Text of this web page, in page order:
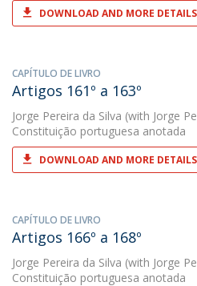
DOWNLOAD AND MORE DETAILS
CAPÍTULO DE LIVRO
Artigos 161º a 163º
Jorge Pereira da Silva (with Jorge
Constituição portuguesa anotada
DOWNLOAD AND MORE DETAILS
CAPÍTULO DE LIVRO
Artigos 166º a 168º
Jorge Pereira da Silva (with Jorge
Constituição portuguesa anotada